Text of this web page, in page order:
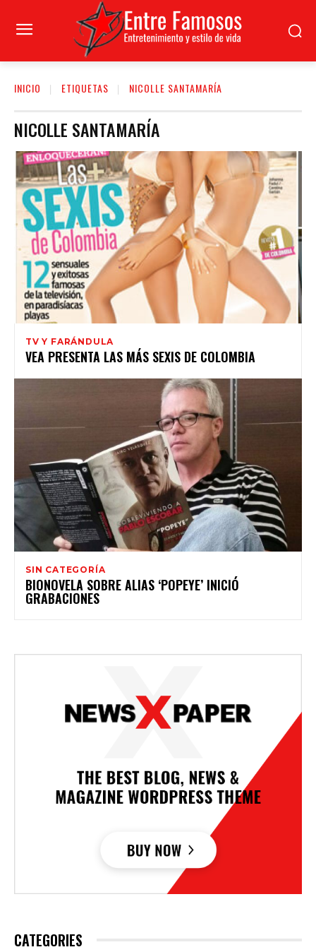
INICIO ETIQUETAS NICOLLE SANTAMARÍA
NICOLLE SANTAMARÍA
TV Y FARÁNDULA
VEA PRESENTA LAS MÁS SEXIS DE COLOMBIA
SIN CATEGORÍA
BIONOVELA SOBRE ALIAS ‘POPEYE’ INICIÓ
GRABACIONES
CATEGORIES